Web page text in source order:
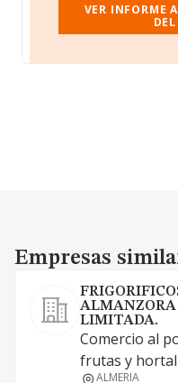
VER INFORME
Empresas similares
Empresas
ALMANZORA
LIMITADA.
Comercio al
frutas y
ALMERIA